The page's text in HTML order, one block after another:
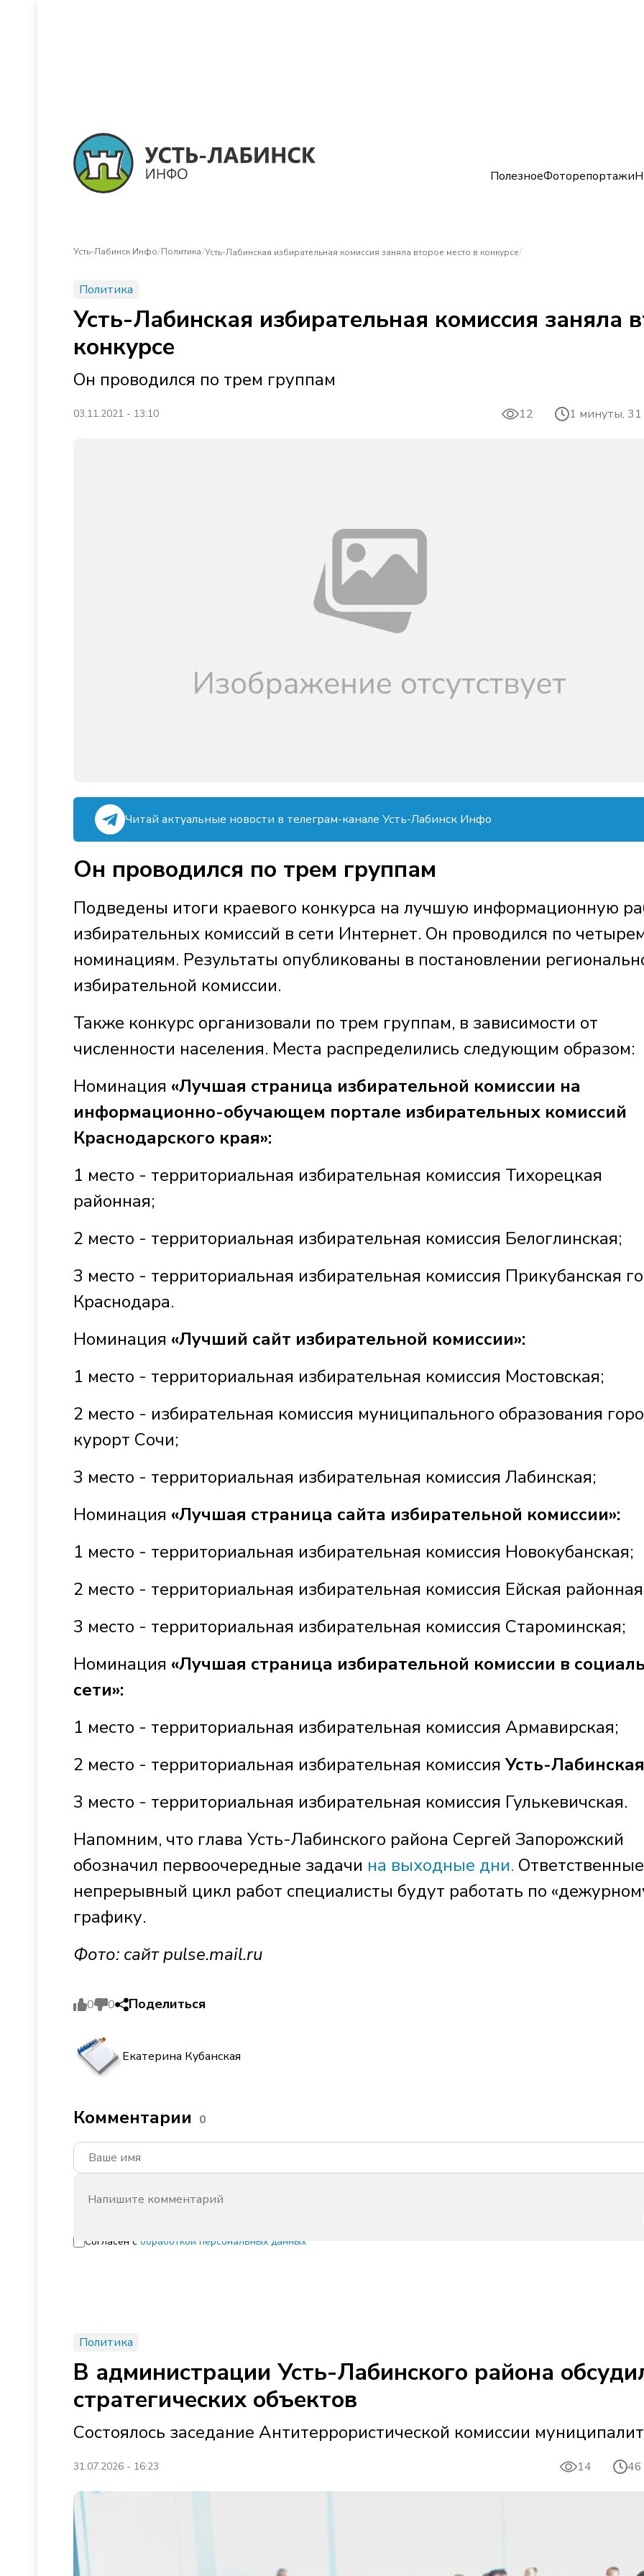
ПолезноеФоторепортажи
Усть-Лабинск Инфо/Политика/Усть-Лабинская избирательная комиссия заняла второе место в конкурсе/
Политика
Усть-Лабинская избирательная комиссия заняла
конкурсе
Он проводился по трем группам
03.11.2021 - 13:10 12 1 минуты, 31
Читай актуальные новости в телеграм-канале Усть-Лабинск Инфо
Он проводился по трем группам
Подведены итоги краевого конкурса на лучшую информационную
избирательных комиссий в сети Интернет. Он проводился по
номинациям. Результаты опубликованы в постановлении
избирательной комиссии.
Также конкурс организовали по трем группам, в зависимости от
численности населения. Места распределились следующим образом:
Номинация «Лучшая страница избирательной комиссии на
информационно-обучающем портале избирательных комиссий
Краснодарского края»:
1 место - территориальная избирательная комиссия Тихорецкая
районная;
2 место - территориальная избирательная комиссия Белоглинская;
3 место - территориальная избирательная комиссия Прикубанская
Краснодара.
Номинация «Лучший сайт избирательной комиссии»:
1 место - территориальная избирательная комиссия Мостовская;
2 место - избирательная комиссия муниципального образования
курорт Сочи;
3 место - территориальная избирательная комиссия Лабинская;
Номинация «Лучшая страница сайта избирательной комиссии»:
1 место - территориальная избирательная комиссия Новокубанская;
2 место - территориальная избирательная комиссия Ейская
3 место - территориальная избирательная комиссия Староминская;
Номинация «Лучшая страница избирательной комиссии в
сети»:
1 место - территориальная избирательная комиссия Армавирская;
2 место - территориальная избирательная комиссияУсть-Лабинская
3 место - территориальная избирательная комиссия Гулькевичская.
Напомним, что глава Усть-Лабинского района Сергей Запорожский
обозначил первоочередные задачи на выходные дни.
непрерывный цикл работ специалисты будут работать по
графику.
Фото: сайтpulse.mail.ru
0 0 Поделиться
Екатерина Кубанская
Комментарии 0
Согласен с обработкой персональных данных
Политика
В администрации Усть-Лабинского района
стратегических объектов
Состоялось заседание Антитеррористической комиссии
31.07.2026 - 16:23 14 46